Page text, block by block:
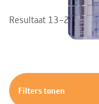
Resultaat 13–24 van
Filters tonen